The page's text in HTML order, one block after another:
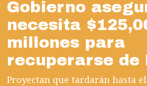
Gobierno
necesita
millones para
recuperarse de
Proyectan que tardarán hasta